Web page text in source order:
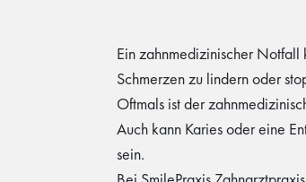
Ein zahnmedizinischer
Schmerzen zu lindern oder
Oftmals ist der
Auch kann Karies oder eine
sein.